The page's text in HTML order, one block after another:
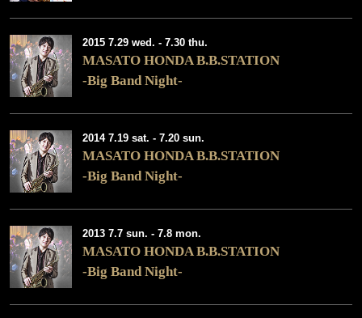
2015 7.29 wed. - 7.30 thu.
MASATO HONDA B.B.STATION
-Big Band Night-
2014 7.19 sat. - 7.20 sun.
MASATO HONDA B.B.STATION
-Big Band Night-
2013 7.7 sun. - 7.8 mon.
MASATO HONDA B.B.STATION
-Big Band Night-